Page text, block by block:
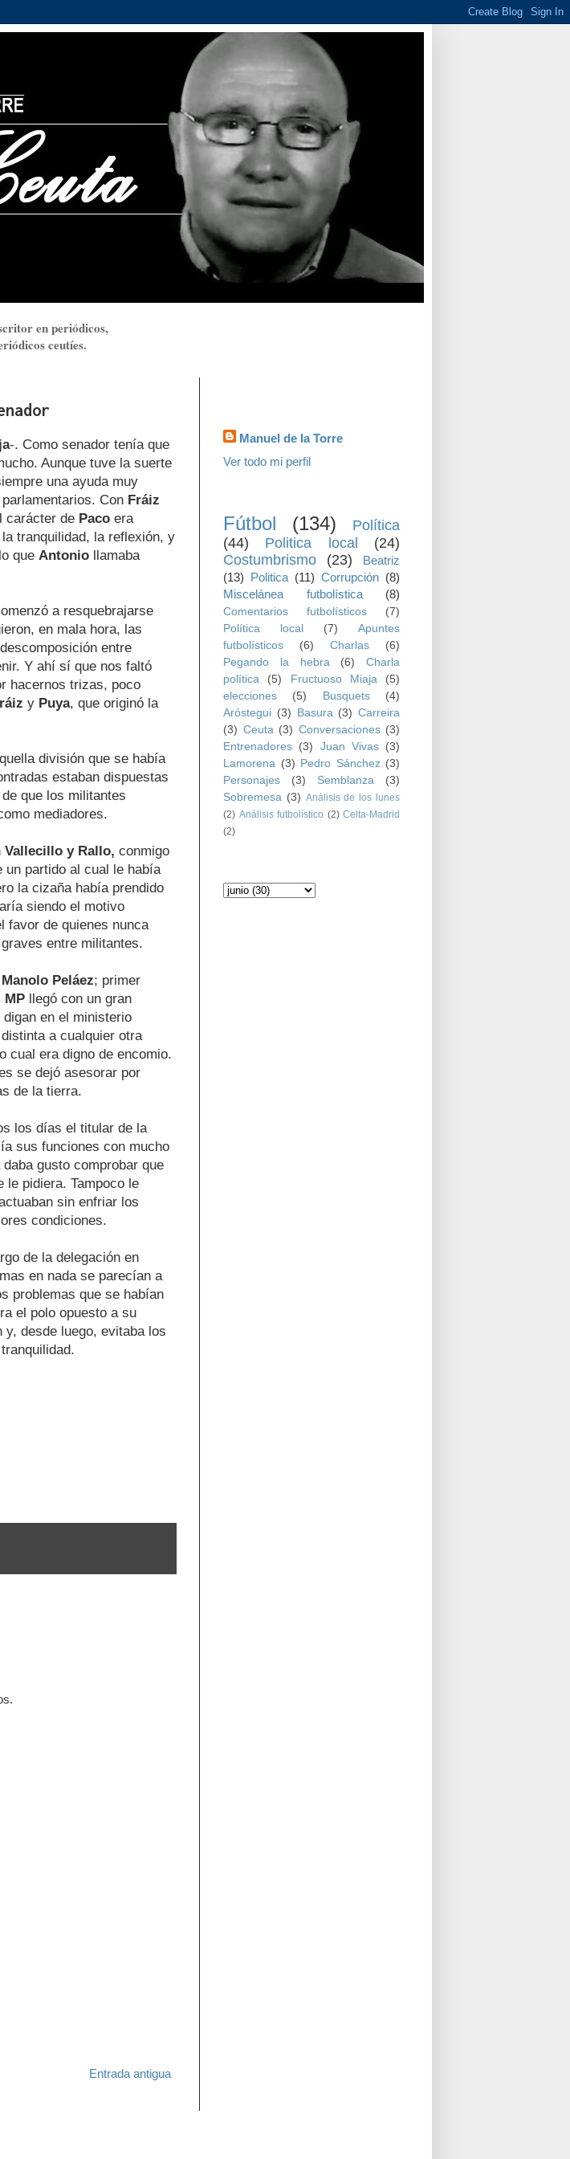
en periódicos,
ceutíes.
-. Como senador tenía que
Aunque tuve la suerte
una ayuda muy
Con Fráiz
carácter de Paco era
tranquilidad, la reflexión, y
que Antonio llamaba
a resquebrajarse
en mala hora, las
entre
Y ahí sí que nos faltó
hacernos trizas, poco
y Puya, que originó la
división que se había
estaban dispuestas
que los militantes
mediadores.
Vallecillo y Rallo, conmigo
un partido al cual le había
la cizaña había prendido
siendo el motivo
favor de quienes nunca
entre militantes.
Manolo Peláez; primer
MP llegó con un gran
en el ministerio
a cualquier otra
cual era digno de encomio.
se dejó asesorar por
de la tierra.
los días el titular de la
sus funciones con mucho
gusto comprobar que
le pidiera. Tampoco le
sin enfriar los
condiciones.
de la delegación en
en nada se parecían a
problemas que se habían
el polo opuesto a su
desde luego, evitaba los
Entrada antigua
Manuel de la Torre
Ver todo mi perfil
Fútbol (134)
Política
(44)
Politica local
(24)
Costumbrismo
(23)
Beatriz
(13) Politica (11) Corrupción (8)
Miscelánea futbolística
(8)
Comentarios futbolísticos
(7)
Política local
(7)
Apuntes
futbolísticos
(6) Charlas
(6)
Pegando la hebra
(6)
Charla
política
(5) Fructuoso Miaja
(5)
elecciones
(5) Busquets
(4)
Aróstegui (3) Basura (3) Carreira
(3) Ceuta (3) Conversaciones (3)
Entrenadores (3) Juan Vivas
(3)
Lamorena (3) Pedro Sánchez (3)
Personajes
(3) Semblanza
(3)
Sobremesa (3) Análisis de los lunes
(2) Análisis futbolístico (2) Celta-Madrid
(2)